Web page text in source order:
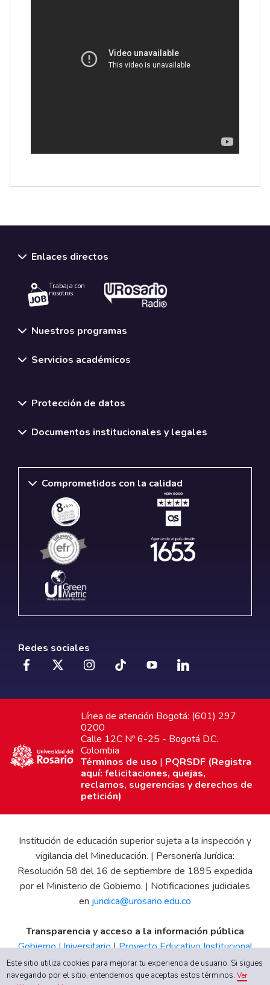
Enlaces directos
Trabaja con
nosotros.
Nuestros programas
Servicios académicos
Protección de datos
Documentos institucionales y legales
Comprometidos con la calidad
Redes sociales
Línea de atención Bogotá: (601) 297
0200
Calle 12C Nº 6-25 - Bogotá D.C.
Colombia
Términos de uso | PQRSDF (Registra
aquí: felicitaciones, quejas,
reclamos, sugerencias y derechos de
petición)
Institución de educación superior sujeta a la inspección y
vigilancia del Mineducación. | Personería Jurídica:
Resolución 58 del 16 de septiembre de 1895 expedida
por el Ministerio de Gobierno. | Notificaciones judiciales
en juridica@urosario.edu.co
Transparencia y acceso a la información pública
Gobierno Universitario|Proyecto Educativo Institucional
|Informe de Gestión|Boletín Estadístico|Régimen
Tributario|Estados Financieros|Código de Ética|Canal
Este sitio utiliza cookies para mejorar tu experiencia de usuario. Si sigues
navegando por el sitio, entendemos que aceptas estos términos.Ver